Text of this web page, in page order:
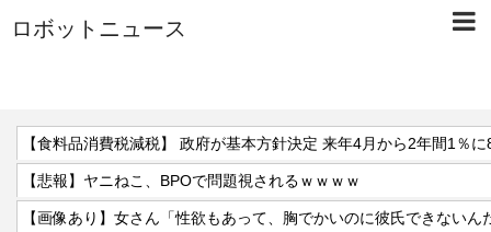
ロボットニュース
【食料品消費税減税】 政府が基本方針決定 来年4月から2年間1％
【悲報】ヤニねこ、BPOで問題視されるｗｗｗｗ